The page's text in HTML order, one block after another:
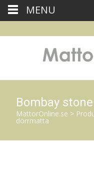
Bombay
MattorOnline.se >
dörrmatta
MENU